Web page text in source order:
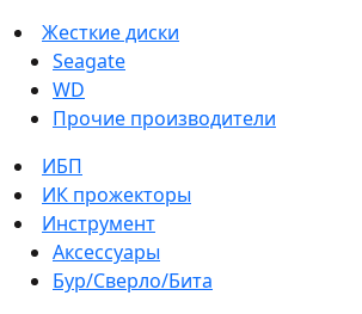
Жесткие диски
Seagate
WD
Прочие производители
ИБП
ИК прожекторы
Инструмент
Аксессуары
Бур/Сверло/Бита